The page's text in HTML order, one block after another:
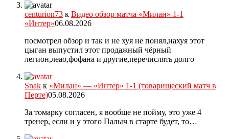
centurion73 к Видео обзор матча «Милан» 1-1
«Интер»06.08.2026
посмотрел обзор и так и не хуя не понял,нахуя этот
цыган выпустил этот продажный чёрный
легион,леао,фофана и другие,перечислять долго
Snak к «Милан» — «Интер» 1-1 (товарищеский матч в
Перте)05.08.2026
За томарку согласен, я вообще не пойму, это уже 4
тренер, если и у этого Палыч в старте будет, то…